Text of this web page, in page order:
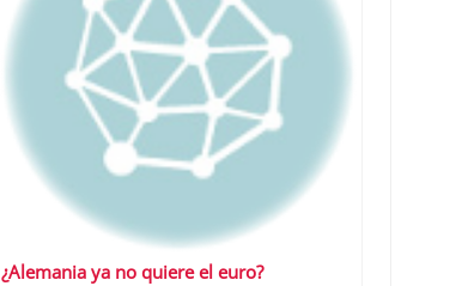
¿Alemania ya no quiere el euro?